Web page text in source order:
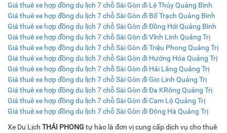
Giá thuê xe hợp đồng du lịch 7 chỗ Sài Gòn đi Lệ Thủy Quảng Bình
Giá thuê xe hợp đồng du lịch 7 chỗ Sài Gòn đi Bố Trạch Quảng Bình
Giá thuê xe hợp đồng du lịch 7 chỗ Sài Gòn đi Đồng Hới Quảng Bình
Giá thuê xe hợp đồng du lịch 7 chỗ Sài Gòn đi Vĩnh Linh Quảng Trị
Giá thuê xe hợp đồng du lịch 7 chỗ Sài Gòn đi Triệu Phong Quảng Trị
Giá thuê xe hợp đồng du lịch 7 chỗ Sài Gòn đi Hướng Hóa Quảng Trị
Giá thuê xe hợp đồng du lịch 7 chỗ Sài Gòn đi Hải Lăng Quảng Trị
Giá thuê xe hợp đồng du lịch 7 chỗ Sài Gòn đi Gio Linh Quảng Trị
Giá thuê xe hợp đồng du lịch 7 chỗ Sài Gòn đi Đa KRông Quảng Trị
Giá thuê xe hợp đồng du lịch 7 chỗ Sài Gòn đi Cam Lộ Quảng Trị
Giá thuê xe hợp đồng du lịch 7 chỗ Sài Gòn đi Đông Hà Quảng Trị
Xe Du Lịch THÁI PHONG tự hào là đơn vị cung cấp dịch vụ cho thuê